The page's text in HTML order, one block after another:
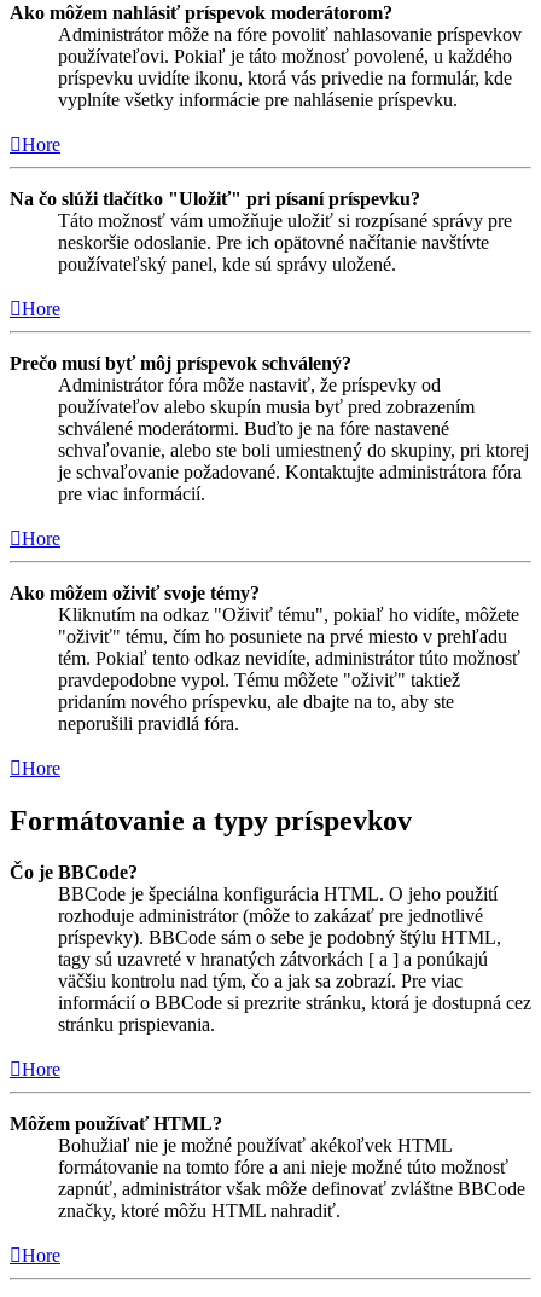
Ako môžem nahlásiť príspevok moderátorom?
Administrátor môže na fóre povoliť nahlasovanie príspevkov
používateľovi. Pokiaľ je táto možnosť povolené, u každého
príspevku uvidíte ikonu, ktorá vás privedie na formulár, kde
vyplníte všetky informácie pre nahlásenie príspevku.
Hore
Na čo slúži tlačítko "Uložiť" pri písaní príspevku?
Táto možnosť vám umožňuje uložiť si rozpísané správy pre
neskoršie odoslanie. Pre ich opätovné načítanie navštívte
používateľský panel, kde sú správy uložené.
Hore
Prečo musí byť môj príspevok schválený?
Administrátor fóra môže nastaviť, že príspevky od
používateľov alebo skupín musia byť pred zobrazením
schválené moderátormi. Buďto je na fóre nastavené
schvaľovanie, alebo ste boli umiestnený do skupiny, pri ktorej
je schvaľovanie požadované. Kontaktujte administrátora fóra
pre viac informácií.
Hore
Ako môžem oživiť svoje témy?
Kliknutím na odkaz "Oživiť tému", pokiaľ ho vidíte, môžete
"oživiť" tému, čím ho posuniete na prvé miesto v prehľadu
tém. Pokiaľ tento odkaz nevidíte, administrátor túto možnosť
pravdepodobne vypol. Tému môžete "oživiť" taktiež
pridaním nového príspevku, ale dbajte na to, aby ste
neporušili pravidlá fóra.
Hore
Formátovanie a typy príspevkov
Čo je BBCode?
BBCode je špeciálna konfigurácia HTML. O jeho použití
rozhoduje administrátor (môže to zakázať pre jednotlivé
príspevky). BBCode sám o sebe je podobný štýlu HTML,
tagy sú uzavreté v hranatých zátvorkách [ a ] a ponúkajú
väčšiu kontrolu nad tým, čo a jak sa zobrazí. Pre viac
informácií o BBCode si prezrite stránku, ktorá je dostupná cez
stránku prispievania.
Hore
Môžem používať HTML?
Bohužiaľ nie je možné používať akékoľvek HTML
formátovanie na tomto fóre a ani nieje možné túto možnosť
zapnúť, administrátor však môže definovať zvláštne BBCode
značky, ktoré môžu HTML nahradiť.
Hore